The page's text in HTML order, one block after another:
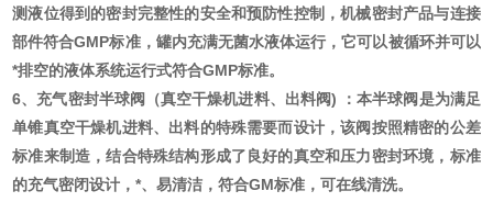
测液位得到的密封完整性的安全和预防性控制，机械密封产品与连接
部件符合GMP标准，罐内充满无菌水液体运行，它可以被循环并可以
*排空的液体系统运行式符合GMP标准。
6、充气密封半球阀（真空干燥机进料、出料阀) ：本半球阀是为满足
单锥真空干燥机进料、出料的特殊需要而设计，该阀按照精密的公差
标准来制造，结合特殊结构形成了良好的真空和压力密封环境，标准
的充气密闭设计，*、易清洁，符合GM标准，可在线清洗。